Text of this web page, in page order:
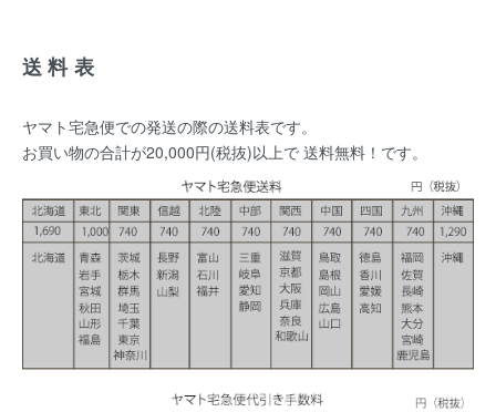
送料表
ヤマト宅急便での発送の際の送料表です。
お買い物の合計が20,000円(税抜)以上で 送料無料！です。